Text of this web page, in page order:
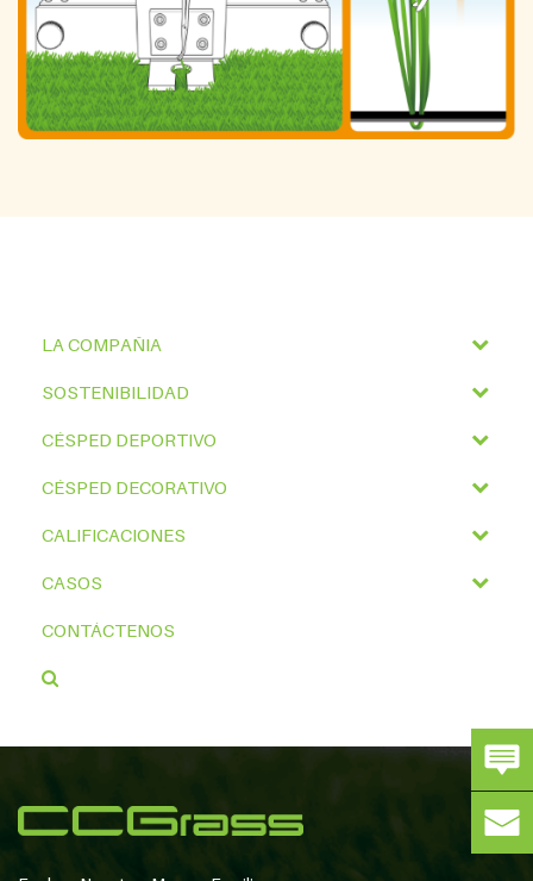
LA COMPAÑIA
SOSTENIBILIDAD
CÉSPED DEPORTIVO
CÉSPED DECORATIVO
CALIFICACIONES
CASOS
CONTÁCTENOS